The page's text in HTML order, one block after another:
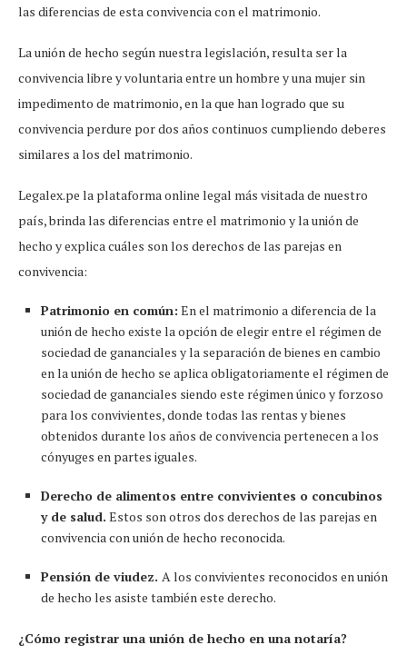
las diferencias de esta convivencia con el matrimonio.
La unión de hecho según nuestra legislación, resulta ser la
convivencia libre y voluntaria entre un hombre y una mujer sin
impedimento de matrimonio, en la que han logrado que su
convivencia perdure por dos años continuos cumpliendo deberes
similares a los del matrimonio.
Legalex.pe la plataforma online legal más visitada de nuestro
país, brinda las diferencias entre el matrimonio y la unión de
hecho y explica cuáles son los derechos de las parejas en
convivencia:
Patrimonio en común: En el matrimonio a diferencia de la
unión de hecho existe la opción de elegir entre el régimen de
sociedad de gananciales y la separación de bienes en cambio
en la unión de hecho se aplica obligatoriamente el régimen de
sociedad de gananciales siendo este régimen único y forzoso
para los convivientes, donde todas las rentas y bienes
obtenidos durante los años de convivencia pertenecen a los
cónyuges en partes iguales.
Derecho de alimentos entre convivientes o concubinos
y de salud. Estos son otros dos derechos de las parejas en
convivencia con unión de hecho reconocida.
Pensión de viudez. A los convivientes reconocidos en unión
de hecho les asiste también este derecho.
¿Cómo registrar una unión de hecho en una notaría?